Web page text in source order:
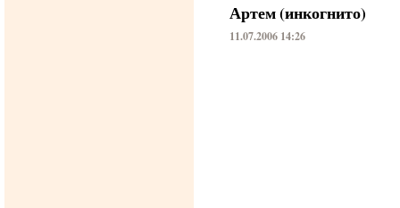
Артем (инкогнито)
11.07.2006 14:26